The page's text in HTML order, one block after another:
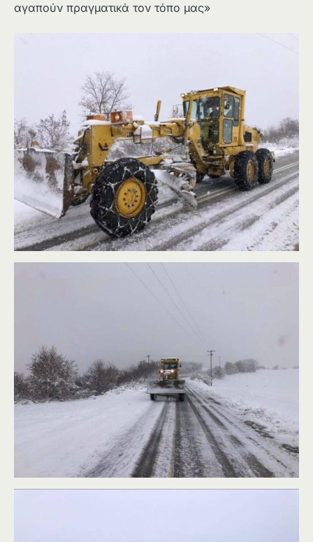
αγαπούν πραγματικά τον τόπο μας»